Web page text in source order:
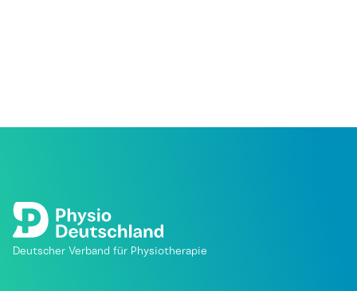
Deutscher Verband für Physiotherapie